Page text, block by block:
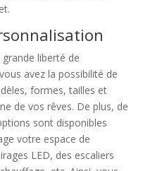
liberté de
avez la possibilité de
formes, tailles et
de vos rêves. De plus, de
sont disponibles
votre espace de
LED, des escaliers